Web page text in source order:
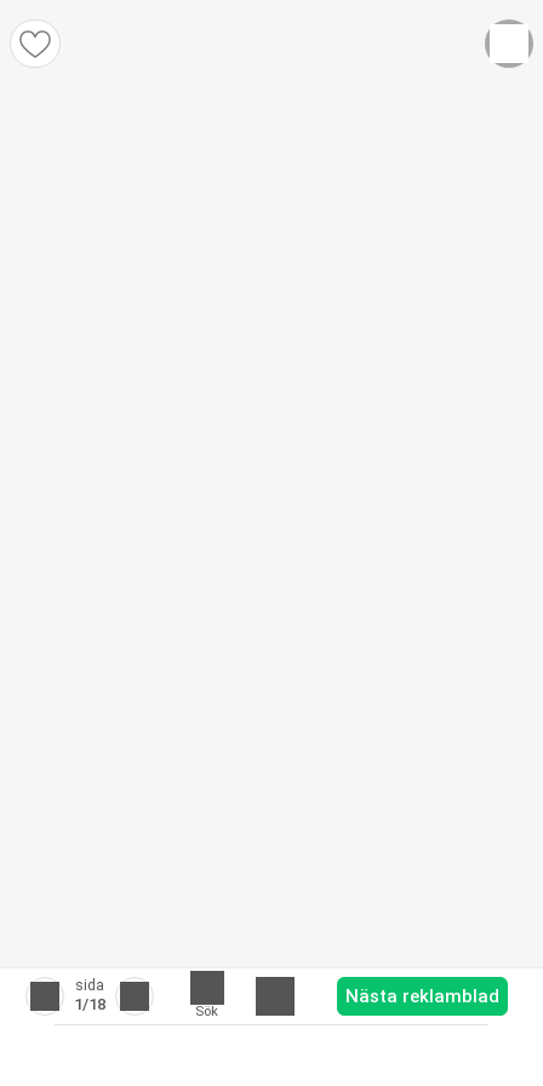
sida
1/18 Sök
Nästa reklamblad